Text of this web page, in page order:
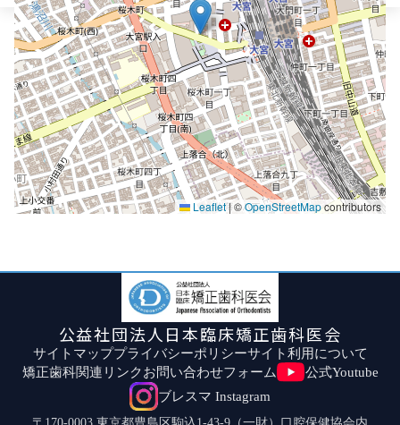
Leaflet|©OpenStreetMapcontributors
公益社団法人日本臨床矯正歯科医会
サイトマッププライバシーポリシーサイト利用について
矯正歯科関連リンクお問い合わせフォーム
公式Youtube
ブレスマ Instagram